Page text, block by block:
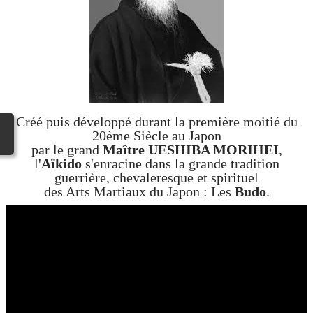
Créé puis développé durant la première moitié du
20ème Siècle au Japon
par le grand Maître UESHIBA MORIHEI,
l'Aïkidos'enracine dans la grande tradition
guerrière, chevaleresque et spirituel
des Arts Martiaux du Japon : Les Budo.